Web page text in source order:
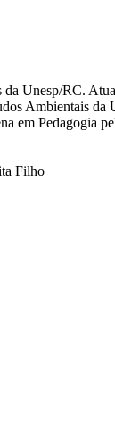
Unesp/RC.
Ambientais
em Pedagogia
Filho